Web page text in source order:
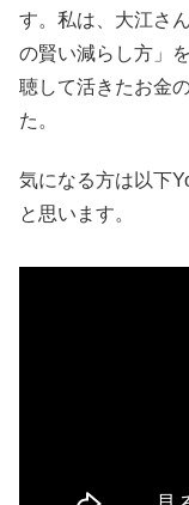
す。私は、大江さ
の賢い減らし方」
聴して活きたお金
た。
気になる方は以下
と思います。